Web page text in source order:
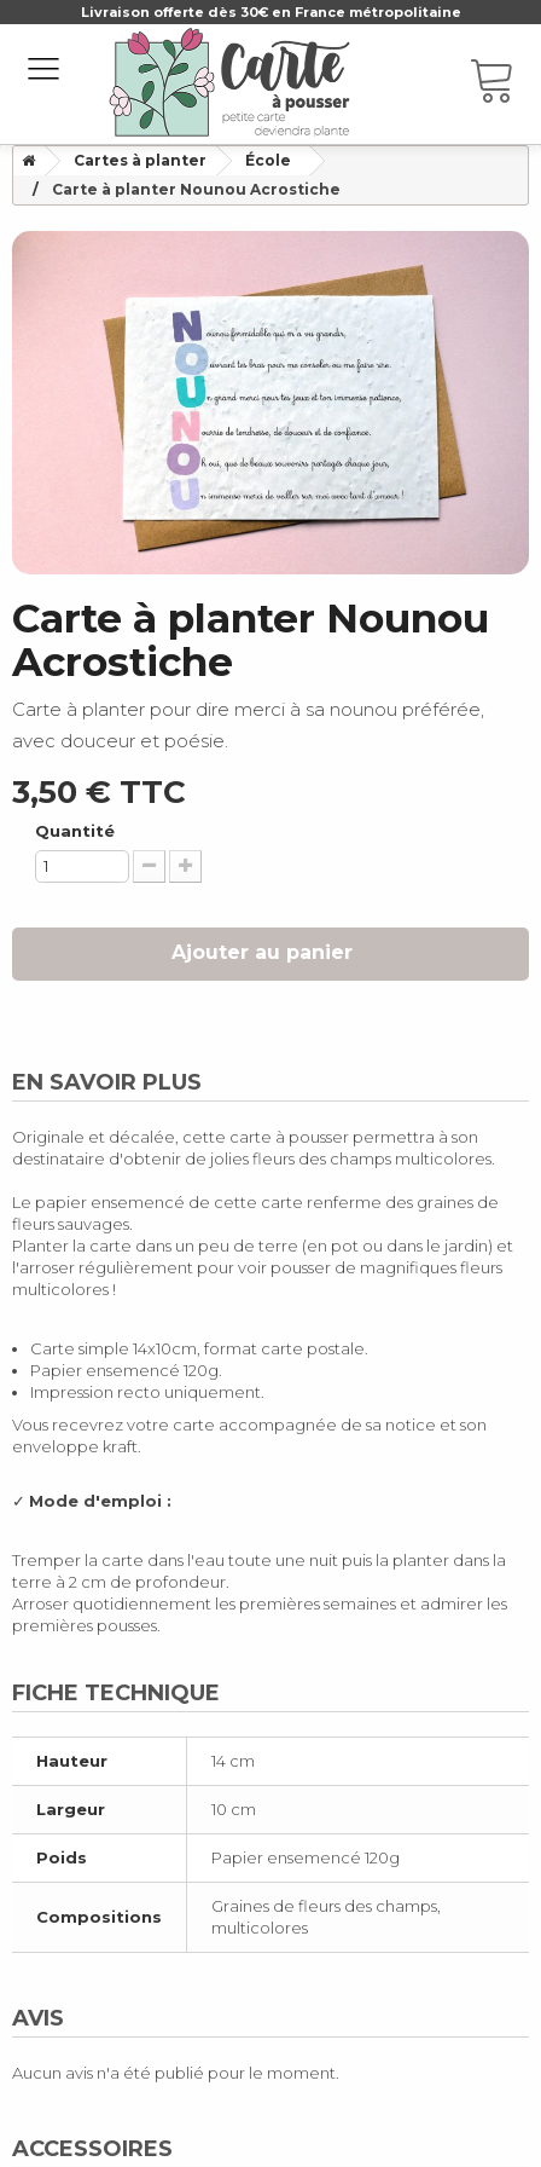
Livraison offerte dès 30€ en France métropolitaine
Cartes à planter
École
Carte à planter Nounou Acrostiche
Carte à planter Nounou
Acrostiche
Carte à planter pour dire merci à sa nounou préférée,
avec douceur et poésie.
3,50 € TTC
Quantité
Ajouter au panier
EN SAVOIR PLUS
Originale et décalée, cette carte à pousser permettra à son
destinataire d'obtenir de jolies fleurs des champs multicolores.
Le papier ensemencé de cette carte renferme des graines de
fleurs sauvages.
Planter la carte dans un peu de terre (en pot ou dans le jardin) et
l'arroser régulièrement pour voir pousser de magnifiques fleurs
multicolores !
Carte simple 14x10cm, format carte postale.
Papier ensemencé 120g.
Impression recto uniquement.
Vous recevrez votre carte accompagnée de sa notice et son
enveloppe kraft.
✓ Mode d'emploi :
Tremper la carte dans l'eau toute une nuit puis la planter dans la
terre à 2 cm de profondeur.
Arroser quotidiennement les premières semaines et admirer les
premières pousses.
FICHE TECHNIQUE
Hauteur 14 cm
Largeur 10 cm
Poids Papier ensemencé 120g
Compositions
Graines de fleurs des champs,
multicolores
AVIS
Aucun avis n'a été publié pour le moment.
ACCESSOIRES